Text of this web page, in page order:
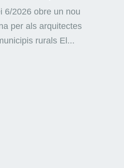
6/2026 obre un nou
per als arquitectes
rurals El...